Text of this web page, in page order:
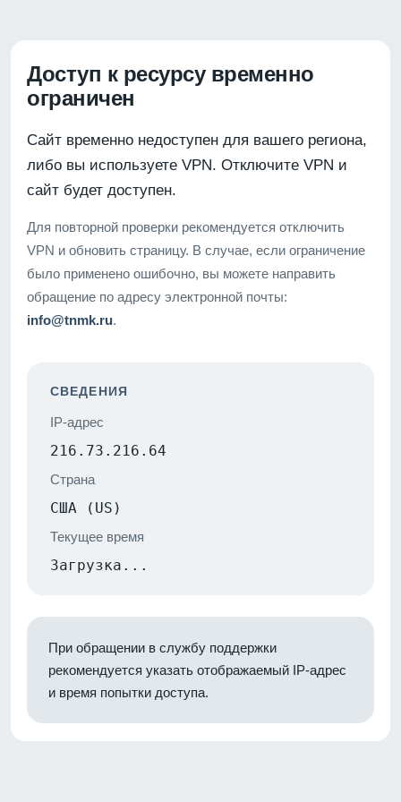
Доступ к ресурсу временно
ограничен
Сайт временно недоступен для вашего региона,
либо вы используете VPN. Отключите VPN и
сайт будет доступен.
Для повторной проверки рекомендуется отключить
VPN и обновить страницу. В случае, если ограничение
было применено ошибочно, вы можете направить
обращение по адресу электронной почты:
info@tnmk.ru.
СВЕДЕНИЯ
IP-адрес
216.73.216.64
Страна
США (US)
Текущее время
Загрузка...
При обращении в службу поддержки
рекомендуется указать отображаемый IP-адрес
и время попытки доступа.